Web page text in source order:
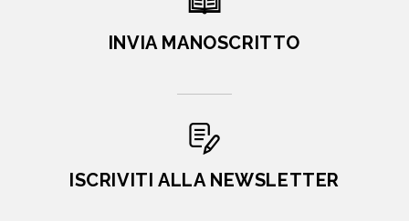
INVIA MANOSCRITTO
ISCRIVITI ALLA NEWSLETTER